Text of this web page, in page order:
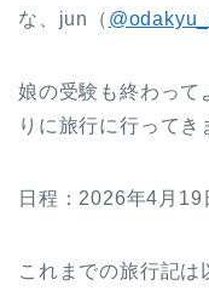
な、jun（
娘の受験も終わって
りに旅行に行ってき
日程：2026年4月
これまでの旅行記は